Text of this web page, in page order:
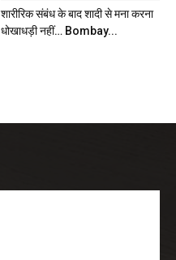
शारीरिक संबंध के बाद शादी से मना करना
धोखाधड़ी नहीं… Bombay...